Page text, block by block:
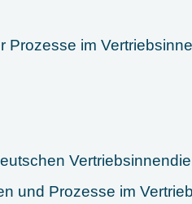
Prozesse im
und Prozesse im